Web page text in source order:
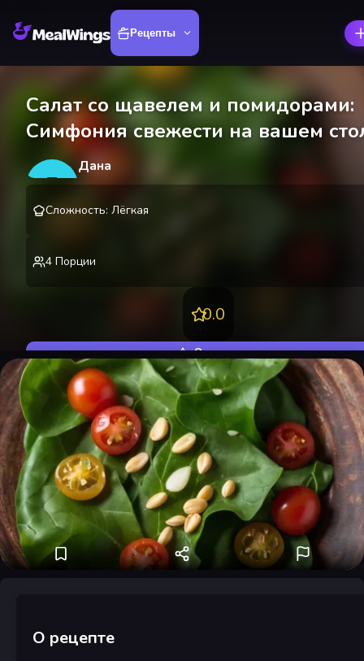
Рецепты
Салат со щавелем и помидорами:
Симфония свежести на вашем
Д
Дана
Сложность: Лёгкая
4 Порции
0.0
Оценить
О рецепте